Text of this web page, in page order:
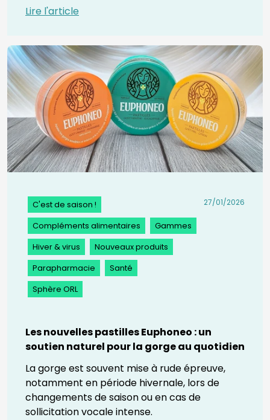
Lire l'article
Les nouvelles pastilles Euphoneo : un
soutien naturel pour la gorge au quotidien
27/01/2026
C'est de saison !
Compléments alimentaires Gammes
Hiver & virus Nouveaux produits
Parapharmacie Santé
Sphère ORL
La gorge est souvent mise à rude épreuve,
notamment en période hivernale, lors de
changements de saison ou en cas de
sollicitation vocale intense.